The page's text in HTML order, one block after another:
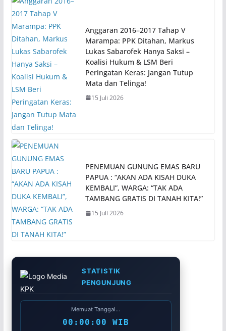
Anggaran 2016–2017 Tahap V
Marampa: PPK Ditahan, Markus
Lukas Sabarofek Hanya Saksi –
Koalisi Hukum & LSM Beri
Peringatan Keras: Jangan Tutup
Mata dan Telinga!
15 Juli 2026
PENEMUAN GUNUNG EMAS BARU
PAPUA : “AKAN ADA KISAH DUKA
KEMBALI”, WARGA: “TAK ADA
TAMBANG GRATIS DI TANAH KITA!”
15 Juli 2026
STATISTIK
PENGUNJUNG
Memuat Tanggal...
00:00:00 WIB